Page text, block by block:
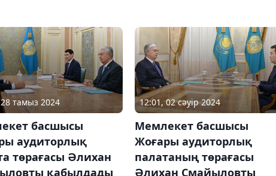
тамыз 2024
басшысы
аудиторлық
төрағасы Әлихан
қабылдады
12:01, 02 сәуір 2024
Мемлекет басшысы
Жоғары аудиторлық
палатаның төрағасы
Әлихан Смайыловты